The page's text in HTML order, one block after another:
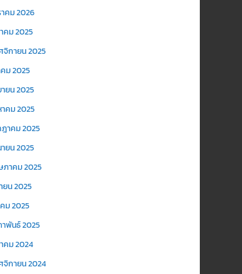
คม 2026
คม 2025
กายน 2025
ม 2025
ยน 2025
คม 2025
าคม 2025
ยน 2025
าคม 2025
ยน 2025
ม 2025
พันธ์ 2025
คม 2024
กายน 2024